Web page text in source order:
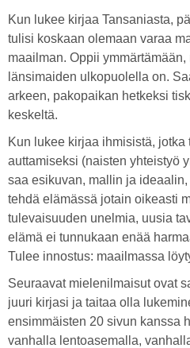
Kun lukee kirjaa Tansaniasta,
tulisi koskaan olemaan varaa
maailman. Oppii
länsimaiden ulkopuolella on.
arkeen, pakopaikan hetkeksi
keskeltä.
Kun lukee kirjaa ihmisistä, jotka
auttamiseksi (naisten yhteistyö
saa esikuvan, mallin ja
tehdä elämässä jotain oikeasti
tulevaisuuden unelmia, uusia
elämä ei tunnukaan enää
Tulee innostus: maailmassa
Seuraavat mielenilmaisut ovat
juuri kirjasi ja taitaa olla
ensimmäisten 20 sivun kanssa
vanhalla lentoasemalla,